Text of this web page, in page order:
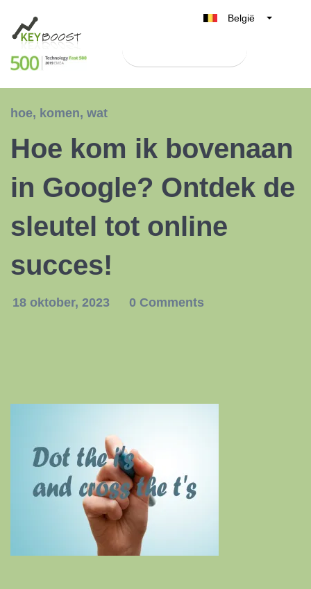
België
Nederland
España
hoe, komen, wat
Hoe kom ik bovenaan
in Google? Ontdek de
sleutel tot online
succes!
18 oktober, 2023 0 Comments